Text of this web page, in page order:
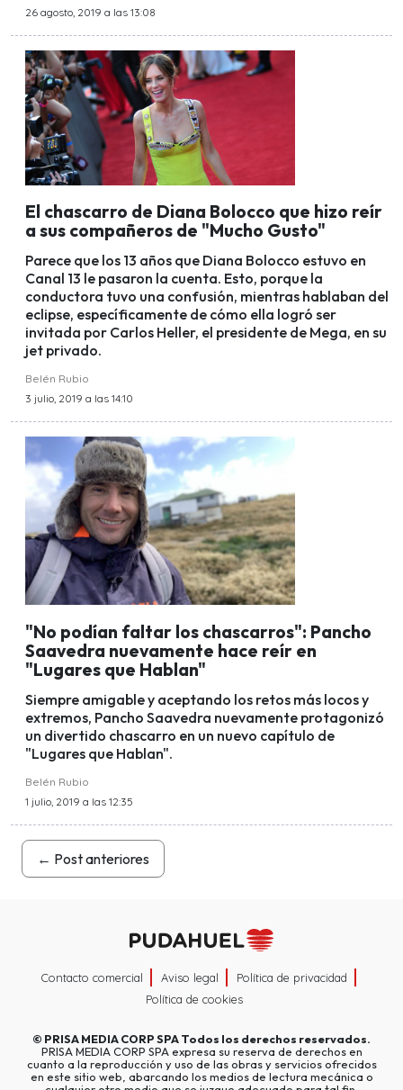
26 agosto, 2019 a las 13:08
El chascarro de Diana Bolocco que hizo reír
a sus compañeros de "Mucho Gusto"
Parece que los 13 años que Diana Bolocco estuvo en
Canal 13 le pasaron la cuenta. Esto, porque la
conductora tuvo una confusión, mientras hablaban del
eclipse, específicamente de cómo ella logró ser
invitada por Carlos Heller, el presidente de Mega, en su
jet privado.
Belén Rubio
3 julio, 2019 a las 14:10
"No podían faltar los chascarros": Pancho
Saavedra nuevamente hace reír en
"Lugares que Hablan"
Siempre amigable y aceptando los retos más locos y
extremos, Pancho Saavedra nuevamente protagonizó
un divertido chascarro en un nuevo capítulo de
"Lugares que Hablan".
Belén Rubio
1 julio, 2019 a las 12:35
← Post anteriores
Contacto comercial Aviso legal
Política de privacidad
Política de cookies
© PRISA MEDIA CORP SPATodos los derechos reservados.
PRISA MEDIA CORP SPA expresa su reserva de derechos en
cuanto a la reproducción y uso de las obras y servicios ofrecidos
en este sitio web, abarcando los medios de lectura mecánica o